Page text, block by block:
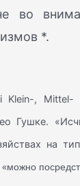
во
*.
Klein-, Mittel-
Гушке.
на
«можно